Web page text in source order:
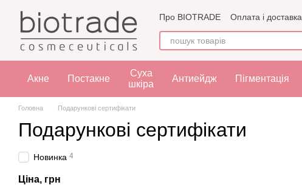
Перейти до основного контенту
Про BIOTRADE Оплата і доставка
Угода користувача
Оферта
Акне Постакне
Суха
шкіра
Антиейдж Пігментація
Головна Подарункові сертифікати
Подарункові сертифікати
Новинка 4
Ціна, грн